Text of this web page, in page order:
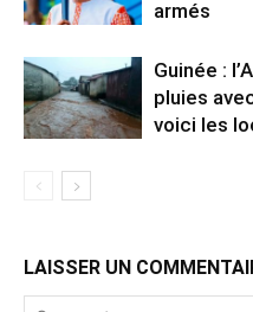
armés
Guinée :
pluies
voici les
LAISSER UN